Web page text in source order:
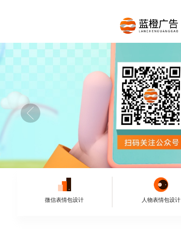
微信表情包设计 人物表情包设计